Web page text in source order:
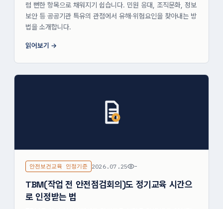
럼 뻔한 항목으로 채워지기 쉽습니다. 민원 응대, 조직문화, 정보
보안 등 공공기관 특유의 관점에서 유해·위험요인을 찾아내는 방
법을 소개합니다.
읽어보기
안전보건교육 인정기준 2026.07.25 -
TBM(작업 전 안전점검회의)도 정기교육 시간으
로 인정받는 법